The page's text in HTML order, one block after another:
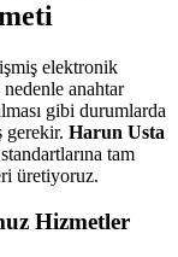
elektronik
anahtar
gibi durumlarda
gerekir. Harun Usta
tam
üretiyoruz.
Hizmetler